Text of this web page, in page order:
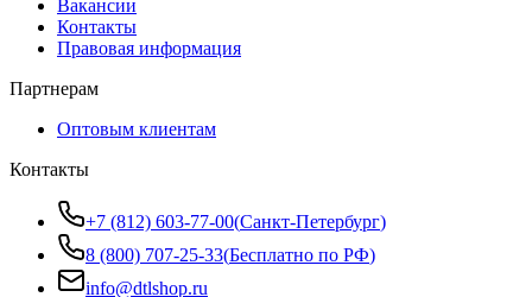
Вакансии
Контакты
Правовая информация
Партнерам
Оптовым клиентам
Контакты
+7 (812) 603-77-00(Санкт-Петербург)
8 (800) 707-25-33(Бесплатно по РФ)
info@dtlshop.ru